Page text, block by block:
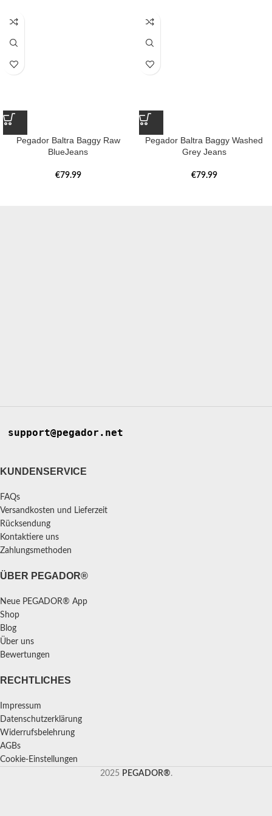
Pegador Baltra Baggy Raw
BlueJeans
€79.99
Pegador Baltra Baggy Washed
Grey Jeans
€79.99
support@pegador.net
KUNDENSERVICE
FAQs
Versandkosten und Lieferzeit
Rücksendung
Kontaktiere uns
Zahlungsmethoden
ÜBER PEGADOR®
Neue PEGADOR® App
Shop
Blog
Über uns
Bewertungen
RECHTLICHES
Impressum
Datenschutzerklärung
Widerrufsbelehrung
AGBs
Cookie-Einstellungen
2025 PEGADOR®.